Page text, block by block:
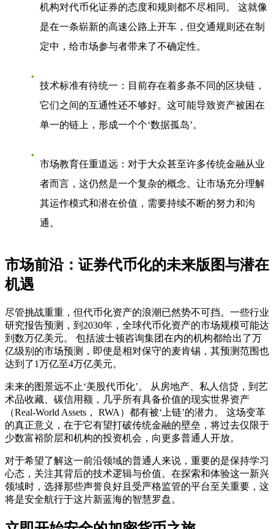
机构对代币化证券的态度和规则都不尽相同。 这就像
是在一条崭新的高速公路上开车，但交通规则还在制
定中，给市场参与者带来了不确定性。
技术标准有待统一 ：目前存在着多条不同的区块链，
它们之间的互通性还不够好。这可能导致资产被困在
单一的链上，形成一个个‘数据孤岛’。
市场教育任重道远 ：对于大众甚至许多传统金融从业
者而言，这仍然是一个复杂的概念。让市场充分理解
其运作模式和潜在价值，需要持续不断的努力和沟
通。
市场前沿：证券代币化的未来版图与潜在
机遇
尽管挑战重重，但代币化资产的浪潮已然势不可挡。一些行业
研究报告预测，到2030年，全球代币化资产的市场规模可能达
到数万亿美元。 包括波士顿咨询集团在内的机构都给出了万
亿级别的市场预测，即使是相对保守的麦肯锡，其预测范围也
达到了1万亿至4万亿美元。
未来的图景远不止‘美股代币化’。 从房地产、私人信贷，到艺
术品收藏、碳信用额，几乎所有具备价值的现实世界资产
（Real-World Assets， RWA）都有被‘上链’的潜力。 这场变革
的真正意义，在于它有望打破传统金融的壁垒，将过去仅限于
少数富裕阶层和机构的投资机会，向更多普通人开放。
对于希望了解这一前沿领域的普通人来说，重要的是保持学习
心态，关注其背后的技术逻辑与价值。在探索和体验这一新兴
领域时，选择那些声誉良好且受严格监管的平台至关重要，这
将是安全航行于这片新蓝海的智慧罗盘。